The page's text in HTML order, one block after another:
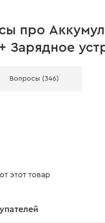
про
Зарядное
Вопросы (346)
этот товар